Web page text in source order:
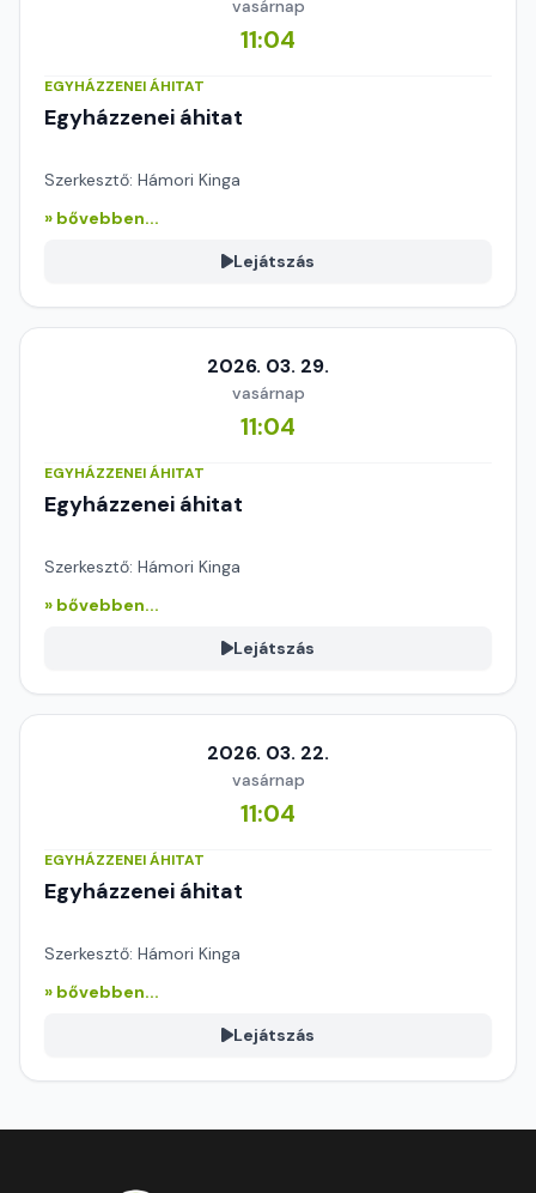
vasárnap
11:04
EGYHÁZZENEI ÁHITAT
Egyházzenei áhitat
Szerkesztő: Hámori Kinga
» bővebben...
Lejátszás
2026. 03. 29.
vasárnap
11:04
EGYHÁZZENEI ÁHITAT
Egyházzenei áhitat
Szerkesztő: Hámori Kinga
» bővebben...
Lejátszás
2026. 03. 22.
vasárnap
11:04
EGYHÁZZENEI ÁHITAT
Egyházzenei áhitat
Szerkesztő: Hámori Kinga
» bővebben...
Lejátszás